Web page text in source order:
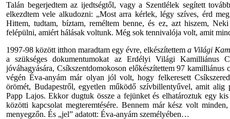
Talán begerjedtem az ijedtségtől, vagy a Szentlélek segített
elkezdtem vele alkudozni: „Most arra kérlek, légy szíves, érd
Hittem, tudtam, bíztam, reméltem benne, és ez, azt hiszem,
felépülni, amiért hálásak voltunk. Még sok tennivalója volt, amit
1997-98 között itthon maradtam egy évre, elkészítettem a Világi
a szükséges dokumentumokat az Erdélyi Világi Kamilliánus
jóváhagyására, Csíkszentdomokoson előkészítettem 97
végén Éva-anyám már olyan jól volt, hogy felkeresett
örömét, Budapestről, egyetlen működő szívbillentyűvel, amit
Papp Lajos. Ekkor dugtuk össze a fejünket és elhatároztuk egy
közötti kapcsolat megteremtésére. Bennem már kész volt
menyegzőn. És „jel” adatott: Éva-anyám személyében…